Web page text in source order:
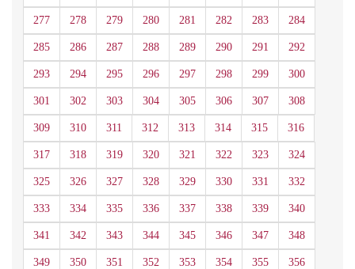
277 278 279 280 281 282 283 284
285 286 287 288 289 290 291 292
293 294 295 296 297 298 299 300
301 302 303 304 305 306 307 308
309 310 311 312 313 314 315 316
317 318 319 320 321 322 323 324
325 326 327 328 329 330 331 332
333 334 335 336 337 338 339 340
341 342 343 344 345 346 347 348
349 350 351 352 353 354 355 356